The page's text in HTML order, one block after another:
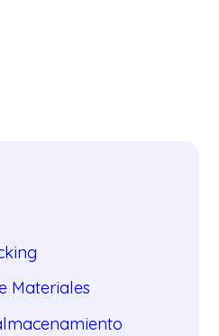
Materiales